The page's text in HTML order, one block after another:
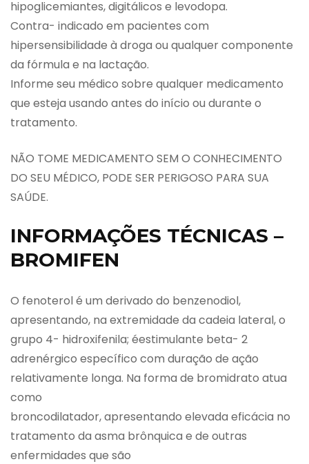
hipoglicemiantes, digitálicos e levodopa.
Contra- indicado em pacientes com
hipersensibilidade à droga ou qualquer componente
da fórmula e na lactação.
Informe seu médico sobre qualquer medicamento
que esteja usando antes do início ou durante o
tratamento.
NÃO TOME MEDICAMENTO SEM O CONHECIMENTO
DO SEU MÉDICO, PODE SER PERIGOSO PARA SUA
SAÚDE.
INFORMAÇÕES TÉCNICAS –
BROMIFEN
O fenoterol é um derivado do benzenodiol,
apresentando, na extremidade da cadeia lateral, o
grupo 4- hidroxifenila; éestimulante beta- 2
adrenérgico específico com duração de ação
relativamente longa. Na forma de bromidrato atua
como
broncodilatador, apresentando elevada eficácia no
tratamento da asma brônquica e de outras
enfermidades que são